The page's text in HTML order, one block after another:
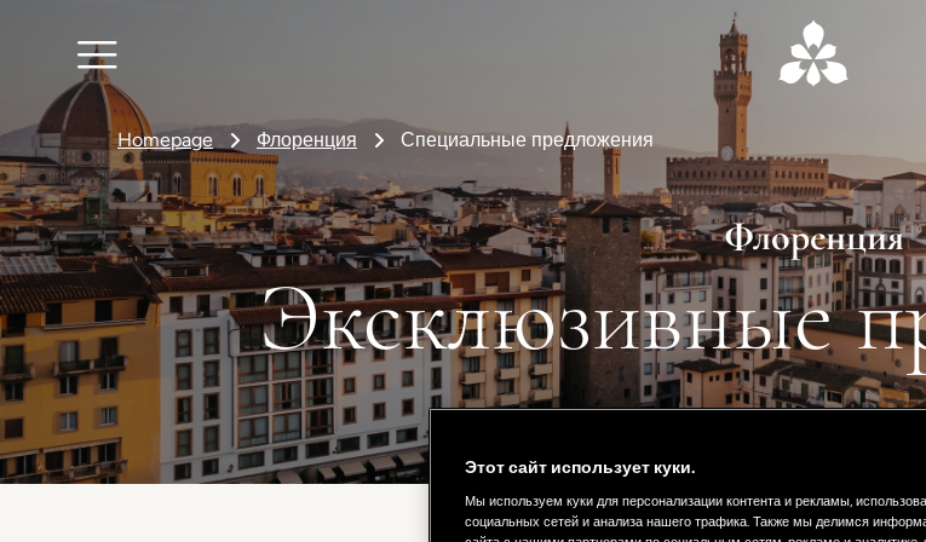
Homepage Флоренция Специальные предложения
Флоренция
Эксклюзивные
Этот сайт использует куки.
Мы используем куки для персонализации контента и рекламы,
социальных сетей и анализа нашего трафика. Также мы делимся